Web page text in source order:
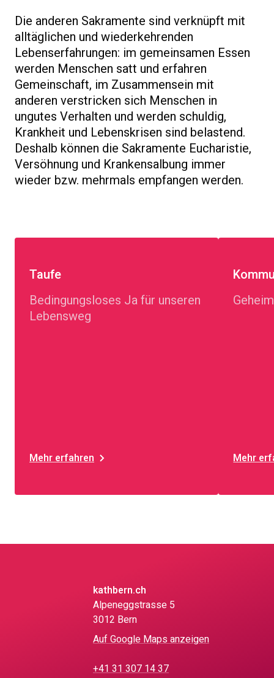
Die anderen Sakramente sind verknüpft mit
alltäglichen und wiederkehrenden
Lebenserfahrungen: im gemeinsamen Essen
werden Menschen satt und erfahren
Gemeinschaft, im Zusammensein mit
anderen verstricken sich Menschen in
ungutes Verhalten und werden schuldig,
Krankheit und Lebenskrisen sind belastend.
Deshalb können die Sakramente Eucharistie,
Versöhnung und Krankensalbung immer
wieder bzw. mehrmals empfangen werden.
Taufe
Bedingungsloses Ja für unseren
Lebensweg
Mehr erfahren Mehr
kathbern.ch
Alpeneggstrasse 5
3012 Bern
Auf Google Maps anzeigen
+41 31 307 14 37